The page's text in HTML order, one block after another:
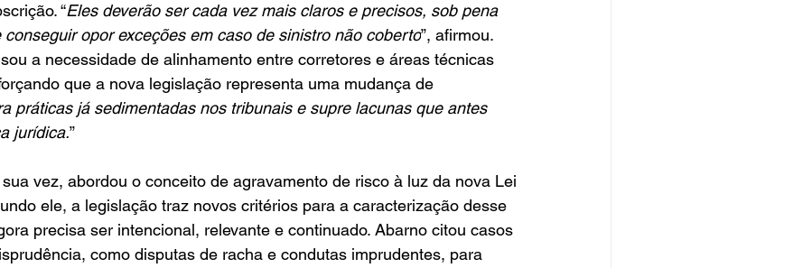
“Eles deverão ser cada vez mais claros e precisos, sob pena
conseguir opor exceções em caso de sinistro não coberto”, afirmou.
a necessidade de alinhamento entre corretores e áreas técnicas
que a nova legislação representa uma mudança de
práticas já sedimentadas nos tribunais e supre lacunas que antes
jurídica.”
vez, abordou o conceito de agravamento de risco à luz da nova Lei
ele, a legislação traz novos critérios para a caracterização desse
precisa ser intencional, relevante e continuado. Abarno citou casos
como disputas de racha e condutas imprudentes, para